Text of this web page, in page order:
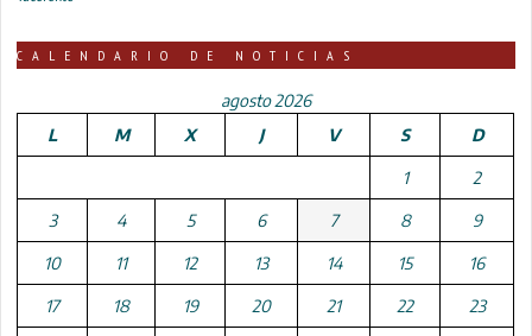
CALENDARIO DE NOTICIAS
agosto 2026
L
M X J V S D
1 2
3 4 5 6 7 8 9
10 11 12 13 14 15 16
17 18 19 20 21 22 23